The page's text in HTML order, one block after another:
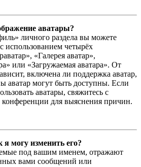
аватары?
личного раздела вы можете
использованием четырёх
«Галерея аватар»,
или «Загружаемая аватара». От
включена ли поддержка аватар,
аватар могут быть доступны. Если
аватары, свяжитесь с
для выяснения причин.
я могу изменить его?
под вашим именем, отражают
вами сообщений или